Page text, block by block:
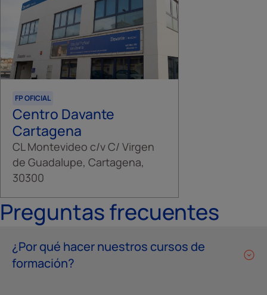
FP OFICIAL
Centro Davante
Cartagena
CL Montevideo c/v C/ Virgen
de Guadalupe, Cartagena,
30300
Preguntas frecuentes
¿Por qué hacer nuestros cursos de
formación?